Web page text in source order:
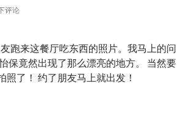
评论
跑来这餐厅吃东西的照片。我马上的问
保竟然出现了那么漂亮的地方。 当然要
照了！ 约了朋友马上就出发！
GIGGLES 】怡保-餐厅